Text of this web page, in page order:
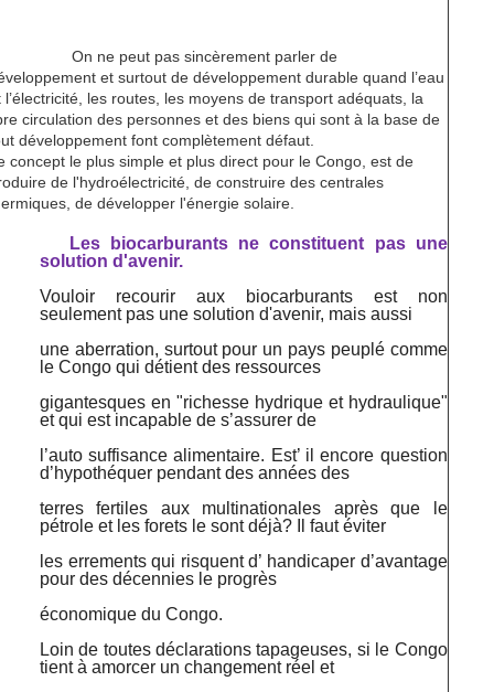
On ne peut pas sincèrement parler de
et surtout de développement durable quand l’eau
l’électricité, les routes, les moyens de transport adéquats, la
circulation des personnes et des biens qui sont à la base de
développement font complètement défaut.
concept le plus simple et plus direct pour le Congo, est de
de l'hydroélectricité, de construire des centrales
de développer l'énergie solaire.
Les biocarburants ne constituent pas une
solution d'avenir.
Vouloir recourir aux biocarburants est non
seulement pas une solution d'avenir, mais aussi
une aberration, surtout pour un pays peuplé comme
le Congo qui détient des ressources
gigantesques en "richesse hydrique et hydraulique"
et qui est incapable de s’assurer de
l’auto suffisance alimentaire. Est’ il encore question
d’hypothéquer pendant des années des
terres fertiles aux multinationales après que le
pétrole et les forets le sont déjà? Il faut éviter
les errements qui risquent d’ handicaper d’avantage
pour des décennies le progrès
économique du Congo.
Loin de toutes déclarations tapageuses, si le Congo
tient à amorcer un changement réel et